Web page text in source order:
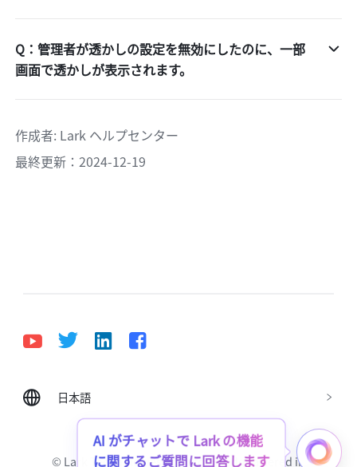
Q：管理者が透かしの設定を無効にしたのに、一部
画面で透かしが表示されます。
作成者: Lark ヘルプセンター
最終更新：2024-12-19
日本語
Bahasa Indonesia Deutsch English
Español
Italiano
Português (Brasil)
© Lark Technologies Pte. Ltd. Headquartered in
AI がチャットで Lark の機能
に関するご質問に回答します